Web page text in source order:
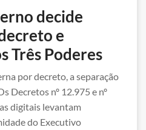
decide
e
Três Poderes
por decreto, a separação
Decretos nº 12.975 e nº
digitais levantam
do Executivo